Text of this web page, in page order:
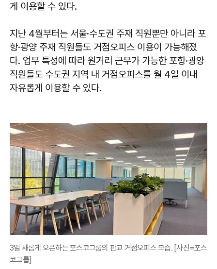
게 이용할 수 있다.
지난 4월부터는 서울·수도권 주재 직원뿐만 아니라 포
항·광양 주재 직원들도 거점오피스 이용이 가능해졌
다. 업무 특성에 따라 원거리 근무가 가능한 포항·광양
직원들도 수도권 지역 내 거점오피스를 월 4일 이내
자유롭게 이용할 수 있다.
3일 새롭게 오픈하는 포스코그룹의 판교 거점오피스 모습. [사진=포스
코그룹]